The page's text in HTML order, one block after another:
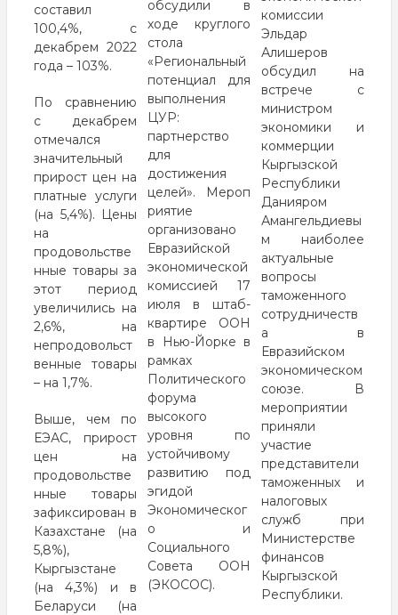
составил
100,4%, с
декабрем 2022
года – 103%.
По сравнению
с декабрем
отмечался
значительный
прирост цен на
платные услуги
(на 5,4%). Цены
на
продовольстве
нные товары за
этот период
увеличились на
2,6%, на
непродовольст
венные товары
– на 1,7%.
Выше, чем по
ЕЭАС, прирост
цен на
продовольстве
нные товары
зафиксирован в
Казахстане (на
5,8%),
Кыргызстане
(на 4,3%) и в
Беларуси (на
обсудили в
ходе круглого
стола
«Региональный
потенциал для
выполнения
ЦУР:
партнерство
для
достижения
целей». Мероп
риятие
организовано
Евразийской
экономической
комиссией 17
июля в штаб-
квартире ООН
в Нью-Йорке в
рамках
Политического
форума
высокого
уровня по
устойчивому
развитию под
эгидой
Экономическог
о и
Социального
Совета ООН
(ЭКОСОС).
комиссии
Эльдар
Алишеров
обсудил на
встрече с
министром
экономики и
коммерции
Кыргызской
Республики
Данияром
Амангельдиевы
м наиболее
актуальные
вопросы
таможенного
сотрудничеств
а в
Евразийском
экономическом
союзе. В
мероприятии
приняли
участие
представители
таможенных и
налоговых
служб при
Министерстве
финансов
Кыргызской
Республики.